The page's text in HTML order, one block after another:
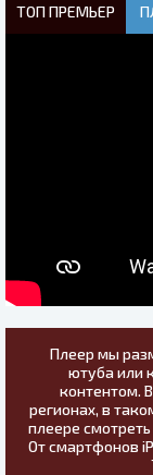
ТОП ПРЕМЬЕР
Плеер мы
ютуба или
контентом.
регионах, в
плеере
От смартфонов